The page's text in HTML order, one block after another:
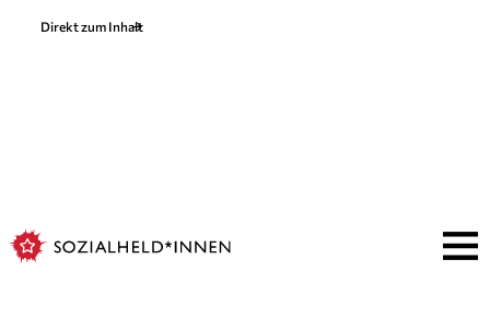
Direkt zum Inhalt